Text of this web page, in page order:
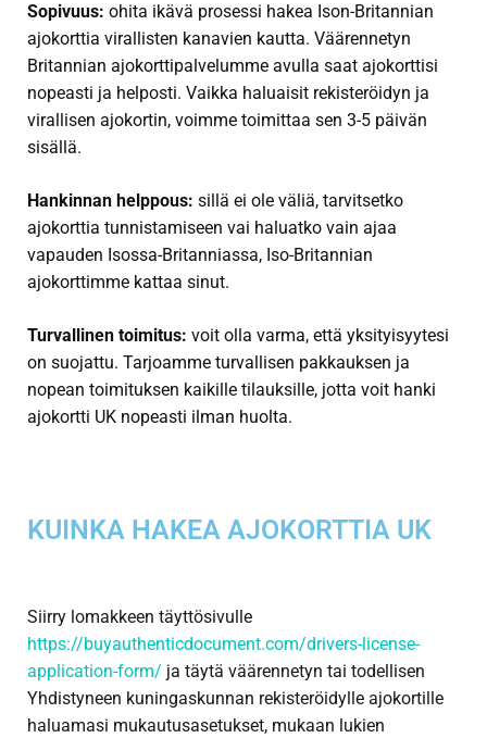
Sopivuus: ohita ikävä prosessi hakea Ison-Britannian
ajokorttia virallisten kanavien kautta. Väärennetyn
Britannian ajokorttipalvelumme avulla saat ajokorttisi
nopeasti ja helposti. Vaikka haluaisit rekisteröidyn ja
virallisen ajokortin, voimme toimittaa sen 3-5 päivän
sisällä.
Hankinnan helppous: sillä ei ole väliä, tarvitsetko
ajokorttia tunnistamiseen vai haluatko vain ajaa
vapauden Isossa-Britanniassa, Iso-Britannian
ajokorttimme kattaa sinut.
Turvallinen toimitus: voit olla varma, että yksityisyytesi
on suojattu. Tarjoamme turvallisen pakkauksen ja
nopean toimituksen kaikille tilauksille, jotta voit hanki
ajokortti UK nopeasti ilman huolta.
KUINKA HAKEA AJOKORTTIA UK
Siirry lomakkeen täyttösivulle
https://buyauthenticdocument.com/drivers-license-
application-form/ ja täytä väärennetyn tai todellisen
Yhdistyneen kuningaskunnan rekisteröidylle ajokortille
haluamasi mukautusasetukset, mukaan lukien